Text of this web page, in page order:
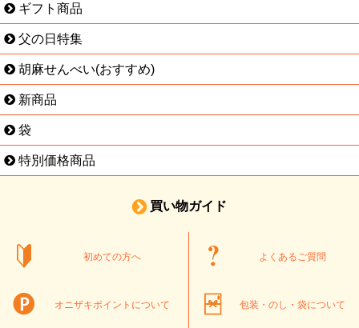
ギフト商品
父の日特集
胡麻せんべい(おすすめ)
新商品
袋
特別価格商品
買い物ガイド
初めての方へ よくあるご質問
オニザキポイントについて 包装・のし・袋について